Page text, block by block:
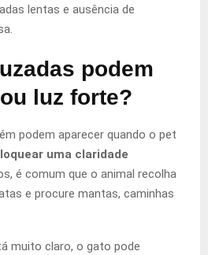
lentas e ausência de
podem
luz forte?
podem aparecer quando o pet
uma claridade
é comum que o animal recolha
e procure mantas, caminhas
muito claro, o gato pode